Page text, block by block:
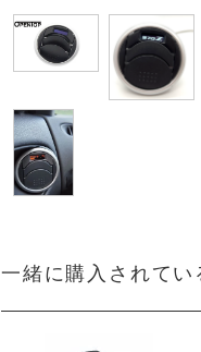
一緒に購入されてい